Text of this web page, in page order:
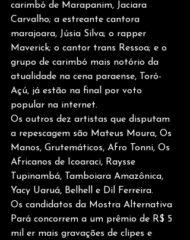
carimbó de Marapanim, Jaciara
Carvalho; a estreante cantora
marajoara, Júsia Silva; o rapper
Maverick; o cantor trans Ressoa; e o
grupo de carimbó mais notório da
atualidade na cena paraense, Toró-
Açú, já estão na final por voto
popular na internet.
Os outros dez artistas que disputam
a repescagem são Mateus Moura, Os
Manos, Grutemáticos, Afro Tonni, Os
Africanos de Icoaraci, Raysse
Tupinambá, Tamboiara Amazônica,
Yacy Uaruá, Belhell e Dil Ferreira.
Os candidatos da Mostra Alternativa
Pará concorrem a um prêmio de R$ 5
mil er mais gravações de clipes e